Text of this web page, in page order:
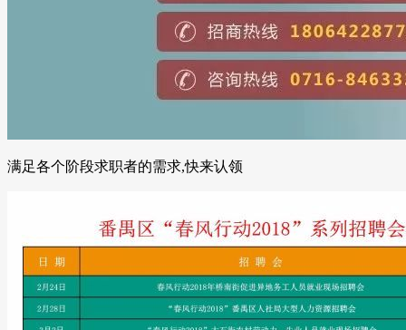
满足各个阶段求职者的需求,快来认领